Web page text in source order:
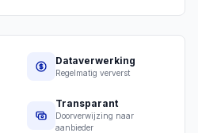
Dataverwerking
Regelmatig ververst
Transparant
Doorverwijzing naar
aanbieder